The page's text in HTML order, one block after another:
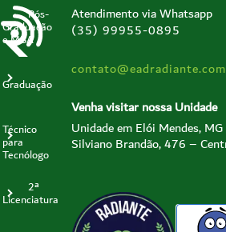
Pós-
Graduação
e MBA
Graduação
Técnico
para
Tecnólogo
2ª
Licenciatura
Atendimento via Whatsapp
(35) 99955-0895
Venha visitar nossa Unidade
Unidade em Elói Mendes, MG
Silviano Brandão, 476 –